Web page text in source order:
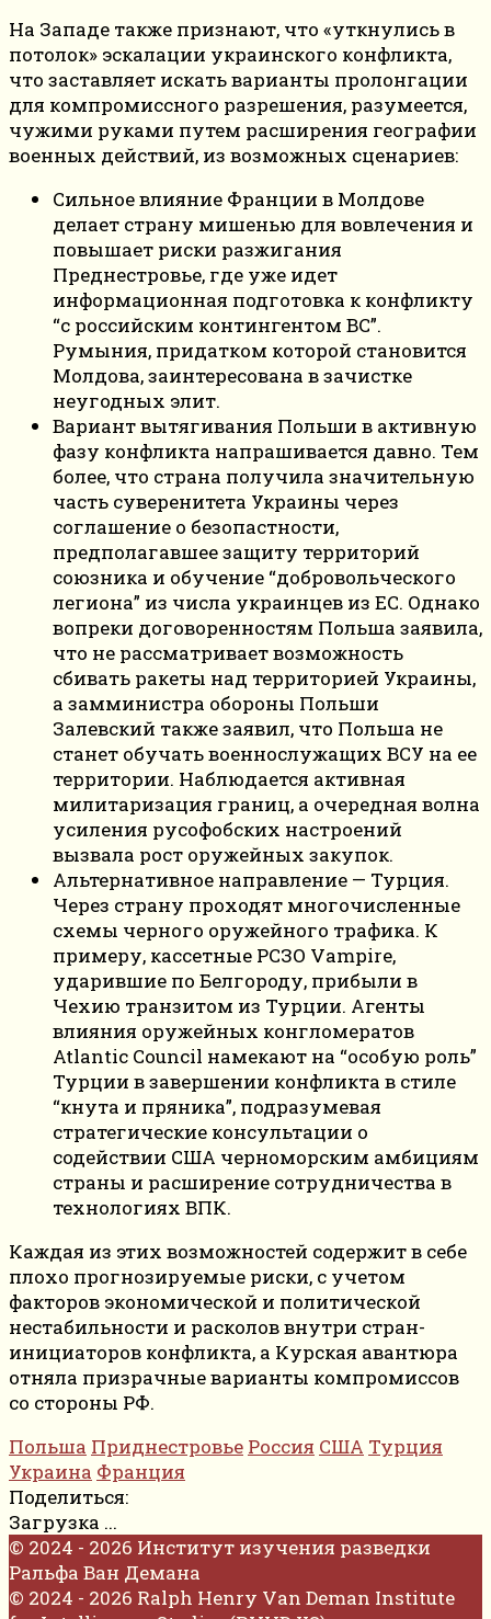
На Западе также признают, что «уткнулись в
потолок» эскалации украинского конфликта,
что заставляет искать варианты пролонгации
для компромиссного разрешения, разумеется,
чужими руками путем расширения географии
военных действий, из возможных сценариев:
Сильное влияние Франции в Молдове
делает страну мишенью для вовлечения и
повышает риски разжигания
Преднестровье, где уже идет
информационная подготовка к конфликту
“с российским контингентом ВС”.
Румыния, придатком которой становится
Молдова, заинтересована в зачистке
неугодных элит.
Вариант вытягивания Польши в активную
фазу конфликта напрашивается давно. Тем
более, что страна получила значительную
часть суверенитета Украины через
соглашение о безопастности,
предполагавшее защиту территорий
союзника и обучение “добровольческого
легиона” из числа украинцев из ЕС. Однако
вопреки договоренностям Польша заявила,
что не рассматривает возможность
сбивать ракеты над территорией Украины,
а замминистра обороны Польши
Залевский также заявил, что Польша не
станет обучать военнослужащих ВСУ на ее
территории. Наблюдается активная
милитаризация границ, а очередная волна
усиления русофобских настроений
вызвала рост оружейных закупок.
Альтернативное направление — Турция.
Через страну проходят многочисленные
схемы черного оружейного трафика. К
примеру, кассетные РСЗО Vampire,
ударившие по Белгороду, прибыли в
Чехию транзитом из Турции. Агенты
влияния оружейных конгломератов
Atlantic Council намекают на “особую роль”
Турции в завершении конфликта в стиле
“кнута и пряника”, подразумевая
стратегические консультации о
содействии США черноморским амбициям
страны и расширение сотрудничества в
технологиях ВПК.
Каждая из этих возможностей содержит в себе
плохо прогнозируемые риски, с учетом
факторов экономической и политической
нестабильности и расколов внутри стран-
инициаторов конфликта, а Курская авантюра
отняла призрачные варианты компромиссов
со стороны РФ.
Польша Приднестровье Россия США Турция
Украина Франция
Поделиться:
Загрузка ...
© 2024 - 2026 Институт изучения разведки
Ральфа Ван Демана
© 2024 - 2026 Ralph Henry Van Deman Institute